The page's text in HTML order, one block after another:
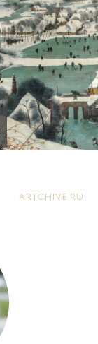
ARTCHIVE.RU